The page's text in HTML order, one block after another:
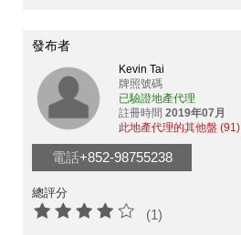
發布者
Kevin Tai
牌照號碼
已驗證地產代理
註冊時間 2019年07月
此地產代理的其他盤 (91)
電話+852-98755238
總評分
(1)